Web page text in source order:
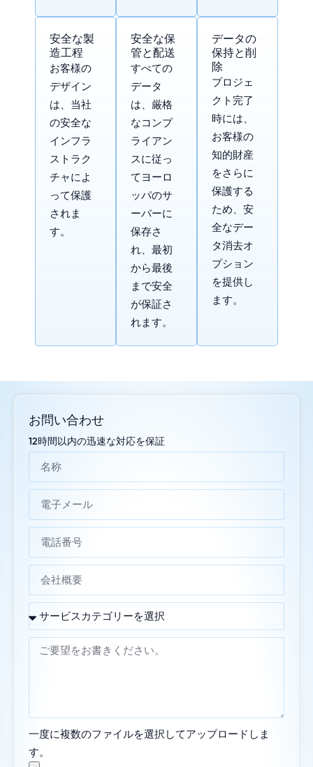
安全な製
造工程
お客様の
デザイン
は、当社
の安全な
インフラ
ストラク
チャによ
って保護
されま
す。
安全な保
管と配送
すべての
データ
は、厳格
なコンプ
ライアン
スに従っ
てヨーロ
ッパのサ
ーバーに
保存さ
れ、最初
から最後
まで安全
が保証さ
れます。
データの
保持と削
除
プロジェ
クト完了
時には、
お客様の
知的財産
をさらに
保護する
ため、安
全なデー
タ消去オ
プション
を提供し
ます。
お問い合わせ
12時間以内の迅速な対応を保証
一度に複数のファイルを選択してアップロードしま
す。